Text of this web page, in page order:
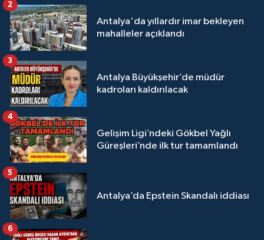
Antalya'da yıllardır imar bekleyen
mahalleler açıklandı
2
Antalya Büyükşehir’de müdür
kadroları kaldırılacak
3
Gelişim Ligi’ndeki Gökbel Yağlı
Güreşleri’nde ilk tur tamamlandı
4
Antalya’da Epstein Skandalı iddiası
5
6